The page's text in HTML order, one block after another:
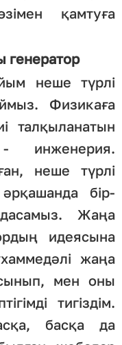
қамтуға
генератор
неше түрлі
Физикаға
талқыланатын
- инженерия.
неше түрлі
бір-
Жаңа
идеясына
жаңа
мен оны
тигіздім.
басқа да